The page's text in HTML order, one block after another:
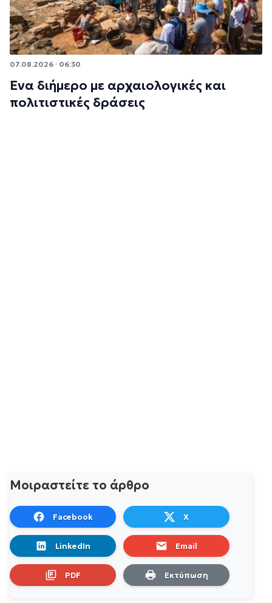
07.08.2026 · 06:30
Ένα διήμερο με αρχαιολογικές και
πολιτιστικές δράσεις
Μοιραστείτε το άρθρο
Facebook X
LinkedIn Email
PDF Εκτύπωση